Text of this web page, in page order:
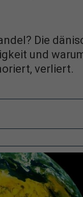
Die
und
verliert.